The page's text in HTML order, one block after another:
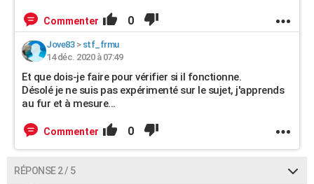
Commenter 0
Jove83> stf_frmu
14 déc. 2020 à 07:49
Et que dois-je faire pour vérifier si il fonctionne.
Désolé je ne suis pas expérimenté sur le sujet, j'apprends
au fur et à mesure...
Commenter 0
RÉPONSE 2 / 5